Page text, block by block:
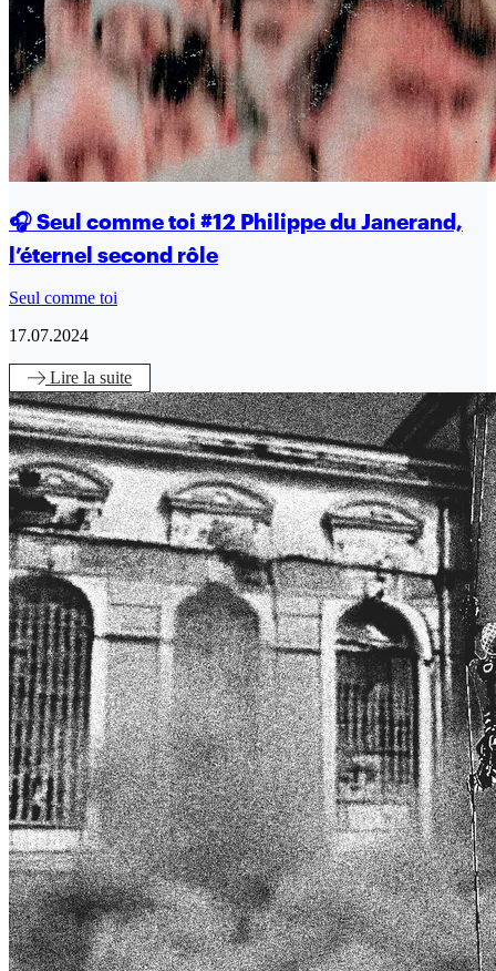
🎧 Seul comme toi #12 Philippe du Janerand,
l’éternel second rôle
Seul comme toi
17.07.2024
Lire la suite